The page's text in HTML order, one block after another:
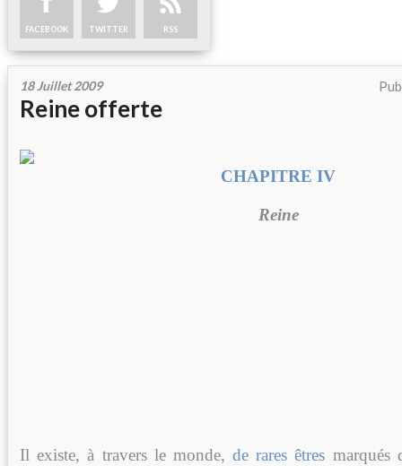
FACEBOOK TWITTER RSS
18 Juillet 2009
Reine offerte
CHAPITRE IV
Reine
Il existe, à travers le monde,de rares êtres marqués